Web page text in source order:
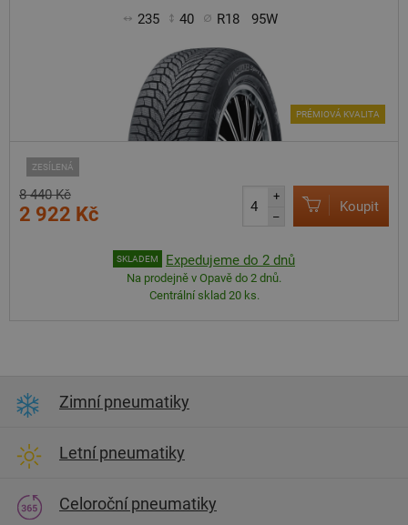
235 40 R18 95W
ZESÍLENÁ
PRÉMIOVÁ KVALITA
8 440 Kč
2 922 Kč
+
–
Koupit
SKLADEM Expedujeme do 2 dnů
Na prodejně v Opavě do 2 dnů.
Centrální sklad 20 ks.
Zimní pneumatiky
Letní pneumatiky
Celoroční pneumatiky